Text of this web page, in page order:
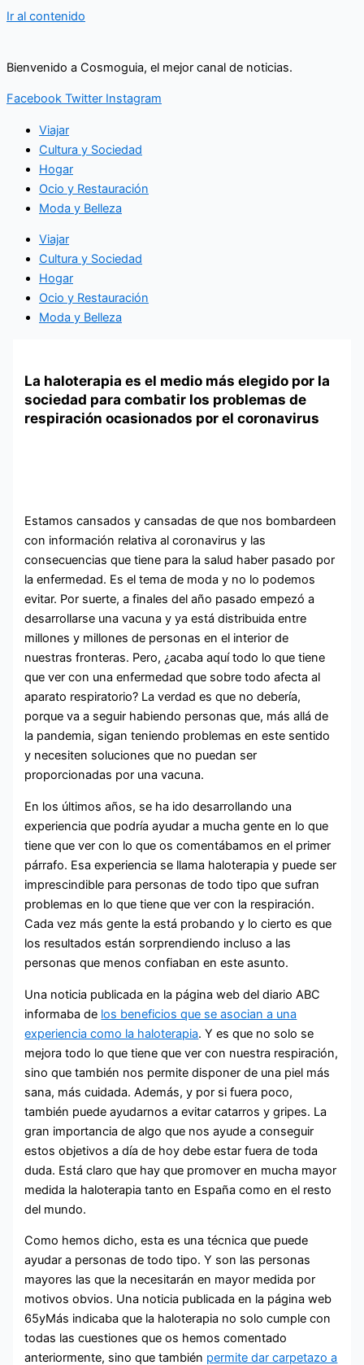
Ir al contenido
Bienvenido a Cosmoguia, el mejor canal de noticias.
Facebook Twitter Instagram
Viajar
Cultura y Sociedad
Hogar
Ocio y Restauración
Moda y Belleza
Viajar
Cultura y Sociedad
Hogar
Ocio y Restauración
Moda y Belleza
La haloterapia es el medio más elegido por la
sociedad para combatir los problemas de
respiración ocasionados por el coronavirus
Estamos cansados y cansadas de que nos bombardeen
con información relativa al coronavirus y las
consecuencias que tiene para la salud haber pasado por
la enfermedad. Es el tema de moda y no lo podemos
evitar. Por suerte, a finales del año pasado empezó a
desarrollarse una vacuna y ya está distribuida entre
millones y millones de personas en el interior de
nuestras fronteras. Pero, ¿acaba aquí todo lo que tiene
que ver con una enfermedad que sobre todo afecta al
aparato respiratorio? La verdad es que no debería,
porque va a seguir habiendo personas que, más allá de
la pandemia, sigan teniendo problemas en este sentido
y necesiten soluciones que no puedan ser
proporcionadas por una vacuna.
En los últimos años, se ha ido desarrollando una
experiencia que podría ayudar a mucha gente en lo que
tiene que ver con lo que os comentábamos en el primer
párrafo. Esa experiencia se llama haloterapia y puede ser
imprescindible para personas de todo tipo que sufran
problemas en lo que tiene que ver con la respiración.
Cada vez más gente la está probando y lo cierto es que
los resultados están sorprendiendo incluso a las
personas que menos confiaban en este asunto.
Una noticia publicada en la página web del diario ABC
informaba de los beneficios que se asocian a una
experiencia como la haloterapia. Y es que no solo se
mejora todo lo que tiene que ver con nuestra respiración,
sino que también nos permite disponer de una piel más
sana, más cuidada. Además, y por si fuera poco,
también puede ayudarnos a evitar catarros y gripes. La
gran importancia de algo que nos ayude a conseguir
estos objetivos a día de hoy debe estar fuera de toda
duda. Está claro que hay que promover en mucha mayor
medida la haloterapia tanto en España como en el resto
del mundo.
Como hemos dicho, esta es una técnica que puede
ayudar a personas de todo tipo. Y son las personas
mayores las que la necesitarán en mayor medida por
motivos obvios. Una noticia publicada en la página web
65yMás indicaba que la haloterapia no solo cumple con
todas las cuestiones que os hemos comentado
anteriormente, sino que también permite dar carpetazo a